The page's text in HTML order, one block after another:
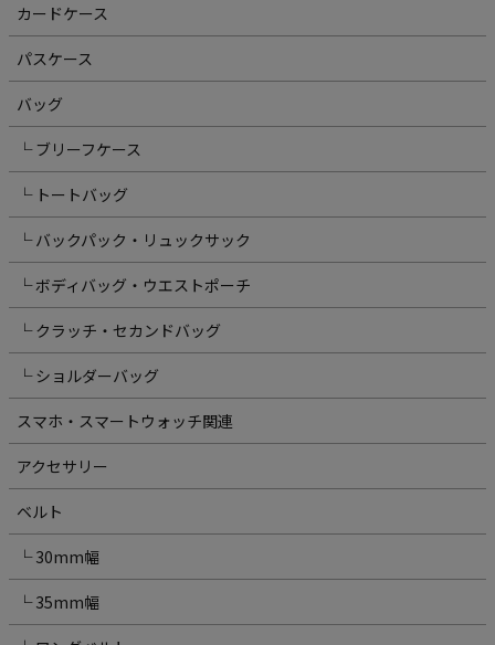
カードケース
パスケース
バッグ
└ ブリーフケース
└ トートバッグ
└ バックパック・リュックサック
└ ボディバッグ・ウエストポーチ
└ クラッチ・セカンドバッグ
└ ショルダーバッグ
スマホ・スマートウォッチ関連
アクセサリー
ベルト
└ 30mm幅
└ 35mm幅